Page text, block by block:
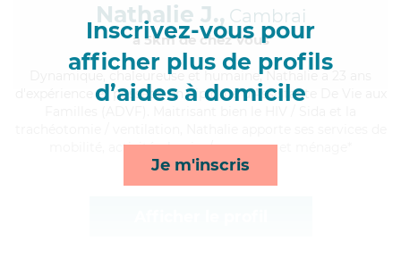
Inscrivez-vous pour
afficher plus de profils
d’aides à domicile
Je m'inscris
Nathalie J., Cambrai
à 5km de chez Vous
, chaleureuse et humaine, Nathalie a 23 ans
d'expérience et possède un diplôme d'Assistante De Vie aux
mobilité, activités, lessive/repassage et ménage*